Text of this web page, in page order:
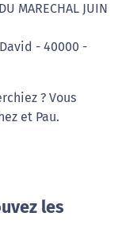
MARECHAL JUIN
- 40000 -
? Vous
et Pau.
les